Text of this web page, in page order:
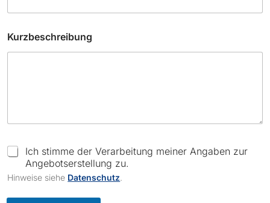
e
u
o
Kurzbeschreibung
C
e
c
k
Ich stimme der Verarbeitung meiner Angaben zur
Angebotserstellung zu.
Hinweise siehe Datenschutz